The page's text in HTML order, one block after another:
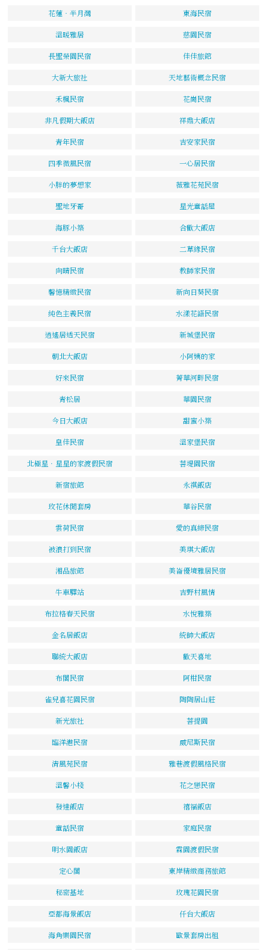
花蓮‧半月灣 東海民宿
溫暖雅居 慈園民宿
長聖榮園民宿 佳佳旅館
大新大旅社 天地藝術概念民宿
禾楓民宿 花崗民宿
非凡假期大飯店 祥鼎大飯店
青年民宿 吉安家民宿
四季微風民宿 一心居民宿
小胖的夢想家 薇雅花苑民宿
聖地牙哥 星光童話屋
海豚小築 合歡大飯店
千台大飯店 二草緣民宿
向晴民宿 教師家民宿
馨憶精緻民宿 新向日葵民宿
純色主義民宿 水漾花語民宿
逍遙居透天民宿 新城堡民宿
朝北大飯店 小阿姨的家
好來民宿 菁華河畔民宿
青松居 華園民宿
今日大飯店 甜蜜小築
皇佳民宿 溫家堡民宿
北極星．星星的家渡假民宿 菩堤園民宿
新宿旅館 永祺飯店
玫花休閒套房 華谷民宿
雲荷民宿 愛的真締民宿
被浪打到民宿 美琪大飯店
湘品旅館 美崙優境雅居民宿
牛車驛站 吉野村風情
布拉格春天民宿 水悅雅築
金名居飯店 統帥大飯店
聯統大飯店 歡天喜地
布閣民宿 阿柑民宿
雀兒喜花園民宿 陶陶居山莊
新光旅社 菩提園
臨洋港民宿 威尼斯民宿
清風苑民宿 雅巷渡假風格民宿
溫馨小棧 花之戀民宿
發達飯店 禧福飯店
童話民宿 家庭民宿
明水園飯店 霖園渡假民宿
定心閣 東岸精緻商務旅館
秘密基地 玫瑰花園民宿
亞都海景飯店 仟台大飯店
海角樂園民宿 歐景套房出租